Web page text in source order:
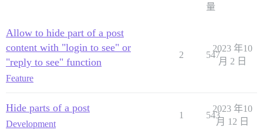
量
Allow to hide part of a post
content with "login to see" or
"reply to see" function
Feature
2 547
2023 年10
月 2 日
Hide parts of a post
Development
1 543
2023 年10
月 12 日